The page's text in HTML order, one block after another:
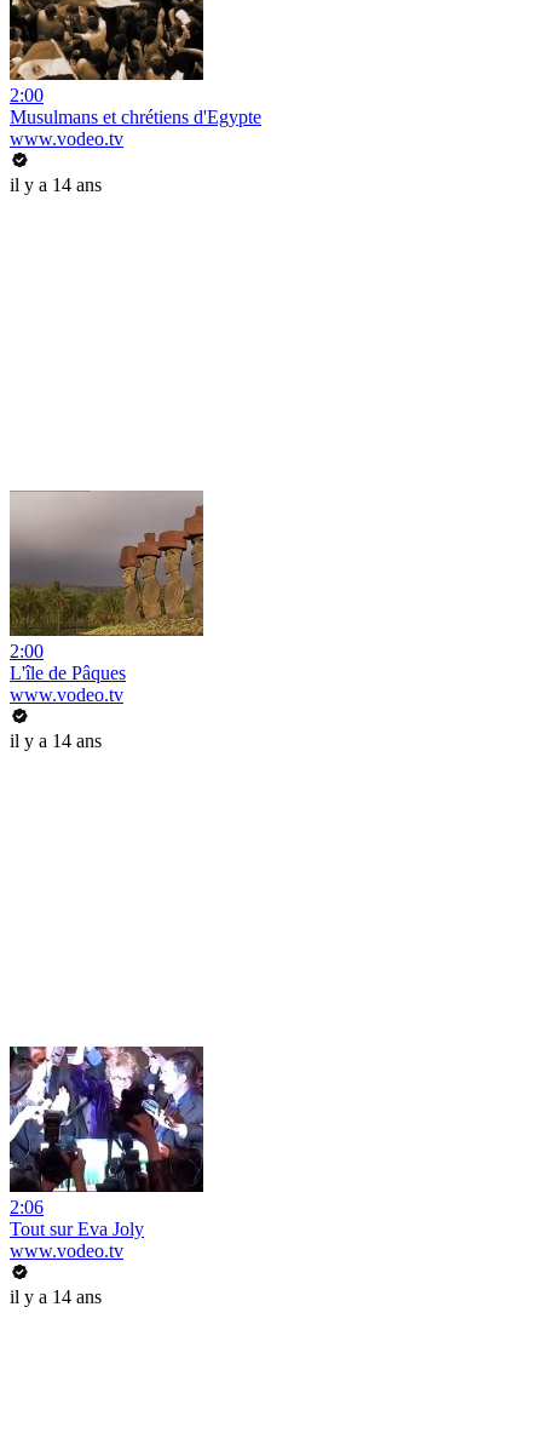
2:00
Musulmans et chrétiens d'Egypte
www.vodeo.tv
il y a 14 ans
2:00
L'île de Pâques
www.vodeo.tv
il y a 14 ans
2:06
Tout sur Eva Joly
www.vodeo.tv
il y a 14 ans